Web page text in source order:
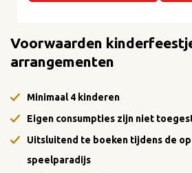
Voorwaarden
arrangementen
Minimaal 4 kinderen
Eigen consumpties zijn niet
Uitsluitend te boeken tijdens de
speelparadijs